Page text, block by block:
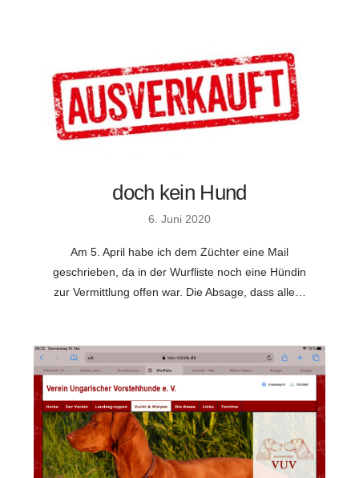
doch kein Hund
6. Juni 2020
Am 5. April habe ich dem Züchter eine Mail
geschrieben, da in der Wurfliste noch eine Hündin
zur Vermittlung offen war. Die Absage, dass alle…